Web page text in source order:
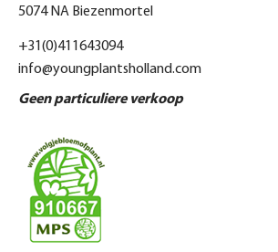
5074 NA Biezenmortel
+31(0)411643094
info@youngplantsholland.com
Geen particuliere verkoop